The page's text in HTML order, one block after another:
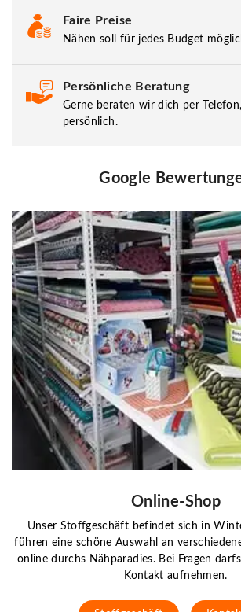
Faire Preise
Nähen soll für jedes Budget
Persönliche Beratung
Gerne beraten wir dich per
persönlich.
Google
Online-Shop
Unser Stoffgeschäft befindet sich in
führen eine schöne Auswahl an
online durchs Nähparadies. Bei Fragen
Kontakt aufnehmen.